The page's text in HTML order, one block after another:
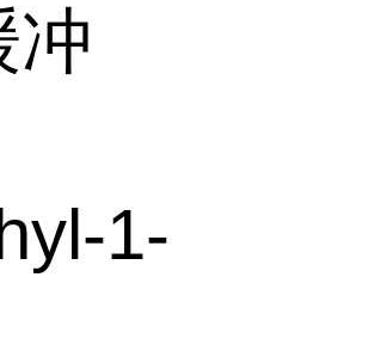
冲
1-